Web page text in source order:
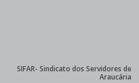
SIFAR- Sindicato dos Servidores de
Araucária